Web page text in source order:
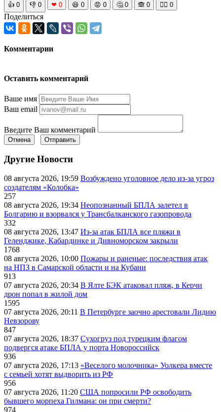
👍 0 👎 0 ❤ 0 😆 0 😡 0 🤔 0 🙈 0 🧘‍♀️ 0
Поделиться
Комментарии
Оставить комментарий
Ваше имя
Ваш email
Введите Ваш комментарий
Отмена Отправить
Другие Новости
08 августа 2026, 19:59 Возбуждено уголовное дело из-за угроз
создателям «Колобка»
257
08 августа 2026, 19:34 Неопознанный БПЛА залетел в
Болгарию и взорвался у Трансбалканского газопровода
332
08 августа 2026, 13:47 Из-за атак БПЛА все пляжи в
Геленджике, Кабардинке и Дивноморском закрыли
1768
08 августа 2026, 10:00 Пожары и раненые: последствия атак
на НПЗ в Самарской области и на Кубани
913
07 августа 2026, 20:34 В Ялте БЭК атаковал пляж, в Керчи
дрон попал в жилой дом
1595
07 августа 2026, 20:11 В Петербурге заочно арестовали Лидию
Невзорову
847
07 августа 2026, 18:37 Сухогруз под турецким флагом
подвергся атаке БПЛА у порта Новороссийск
936
07 августа 2026, 17:13 «Веселого молочника» Уолкера вместе
с семьей хотят выдворить из РФ
956
07 августа 2026, 11:20 США попросили РФ освободить
бывшего морпеха Гилмана: он при смерти?
974